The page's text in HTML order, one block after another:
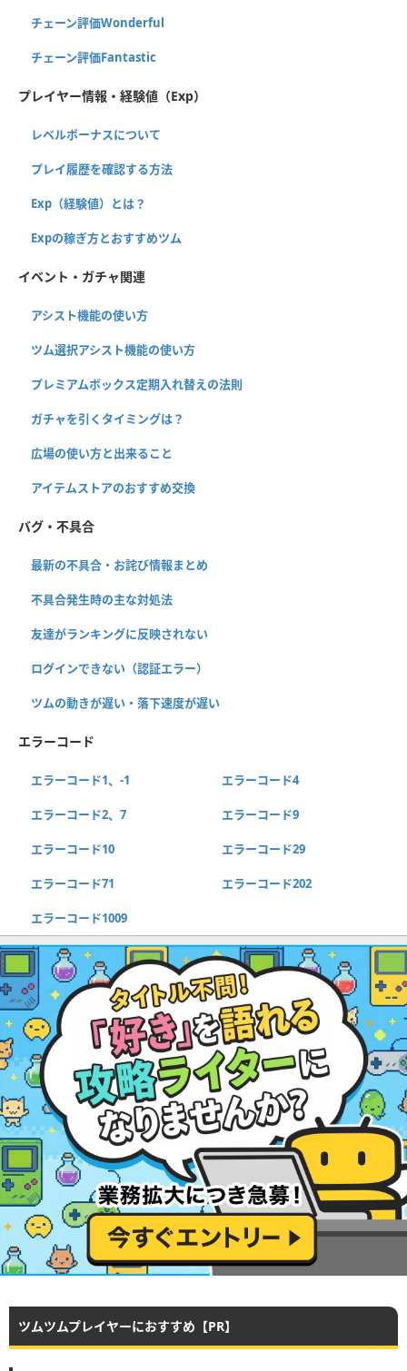
チェーン評価Wonderful
チェーン評価Fantastic
プレイヤー情報・経験値（Exp）
レベルボーナスについて
プレイ履歴を確認する方法
Exp（経験値）とは？
Expの稼ぎ方とおすすめツム
イベント・ガチャ関連
アシスト機能の使い方
ツム選択アシスト機能の使い方
プレミアムボックス定期入れ替えの法則
ガチャを引くタイミングは？
広場の使い方と出来ること
アイテムストアのおすすめ交換
バグ・不具合
最新の不具合・お詫び情報まとめ
不具合発生時の主な対処法
友達がランキングに反映されない
ログインできない（認証エラー）
ツムの動きが遅い・落下速度が遅い
エラーコード
エラーコード1、-1 エラーコード4
エラーコード2、7 エラーコード9
エラーコード10 エラーコード29
エラーコード71 エラーコード202
エラーコード1009
ツムツムプレイヤーにおすすめ【PR】